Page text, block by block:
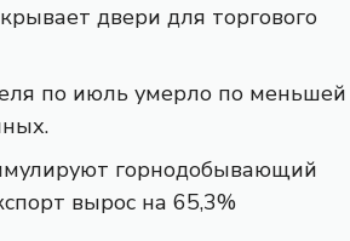
двери для торгового
по июль умерло по меньшей
горнодобывающий
вырос на 65,3%